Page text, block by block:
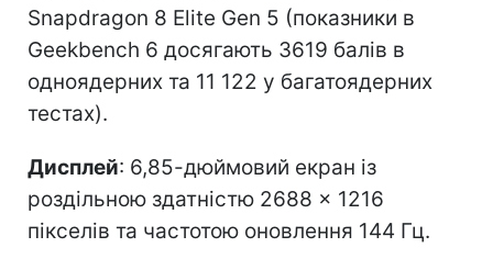
Snapdragon 8 Elite Gen 5 (показники в
Geekbench 6 досягають 3619 балів в
одноядерних та 11 122 у багатоядерних
тестах).
Дисплей: 6,85-дюймовий екран із
роздільною здатністю 2688 × 1216
пікселів та частотою оновлення 144 Гц.